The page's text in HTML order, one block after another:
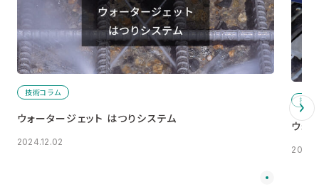
技術コラム
ウォータージェット はつりシステム
2024.12.02
技術
ウォ